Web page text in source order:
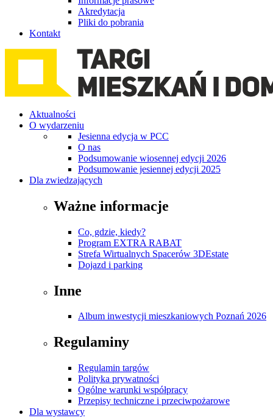
Akredytacja
Pliki do pobrania
Kontakt
Aktualności
O wydarzeniu
Jesienna edycja w PCC
O nas
Podsumowanie wiosennej edycji 2026
Podsumowanie jesiennej edycji 2025
Dla zwiedzających
Ważne informacje
Co, gdzie, kiedy?
Program EXTRA RABAT
Strefa Wirtualnych Spacerów 3DEstate
Dojazd i parking
Inne
Album inwestycji mieszkaniowych Poznań 2026
Regulaminy
Regulamin targów
Polityka prywatności
Ogólne warunki współpracy
Przepisy techniczne i przeciwpożarowe
Dla wystawcy